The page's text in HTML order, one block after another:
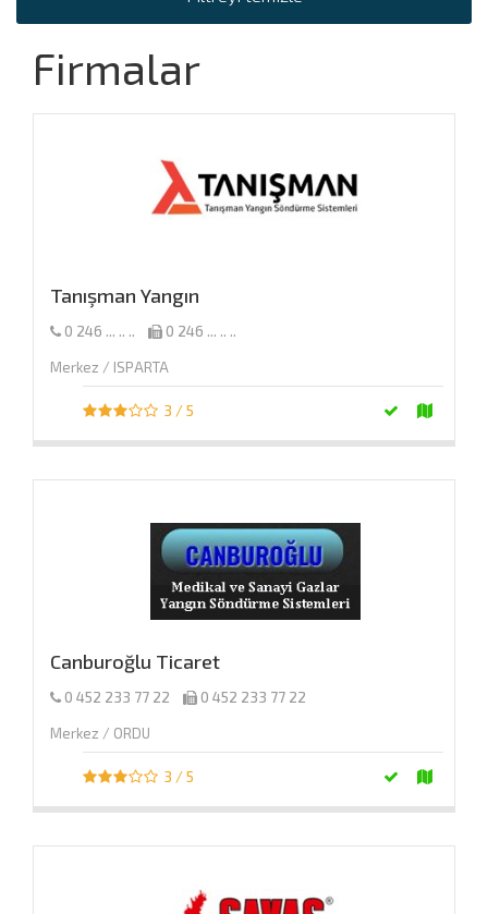
Firmalar
Tanışman Yangın
0 246 ... .. .. 0 246 ... .. ..
Merkez / ISPARTA
3 / 5
Canburoğlu Ticaret
0 452 233 77 22 0 452 233 77 22
Merkez / ORDU
3 / 5